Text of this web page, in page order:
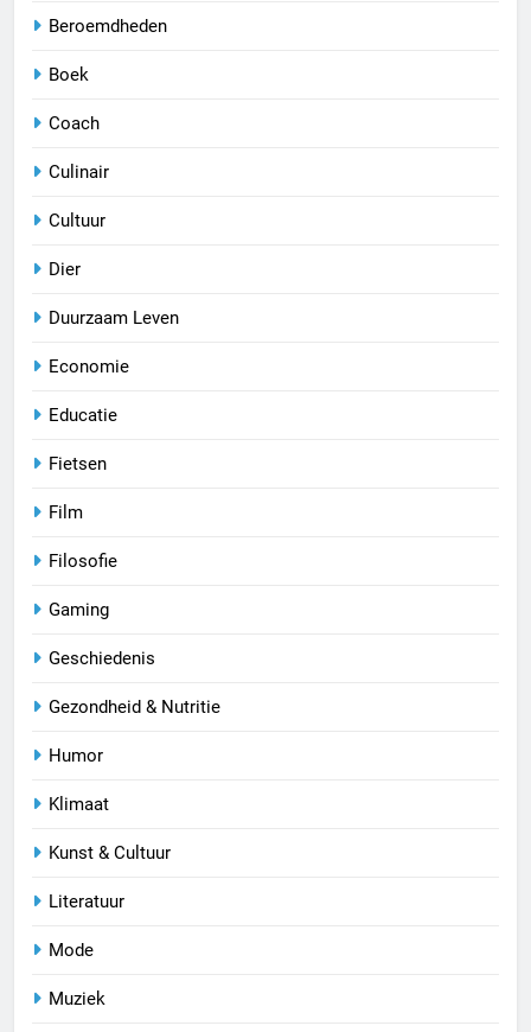
Beroemdheden
Boek
Coach
Culinair
Cultuur
Dier
Duurzaam Leven
Economie
Educatie
Fietsen
Film
Filosofie
Gaming
Geschiedenis
Gezondheid & Nutritie
Humor
Klimaat
Kunst & Cultuur
Literatuur
Mode
Muziek